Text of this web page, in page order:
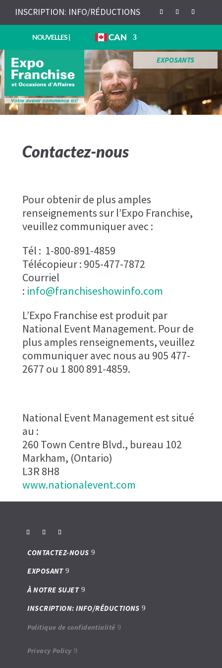
INSCRIPTION: INFO/RÉDUCTIONS
NOUVELLES| CAN
EXPOSANTS
Contactez-nous
Pour obtenir de plus amples
renseignements sur l’Expo Franchise,
veuillez communiquer avec :
Tél : 1-800-891-4859
Télécopieur : 905-477-7872
Courriel
: info@franchiseshowinfo.com
L’Expo Franchise est produit par
National Event Management. Pour de
plus amples renseignements, veuillez
communiquer avec nous au 905 477-
2677 ou 1 800 891-4859.
National Event Management est situé
au :
260 Town Centre Blvd., bureau 102
Markham, (Ontario)
L3R 8H8
www.nationalevent.com
CONTACTEZ-NOUS
EXPOSANT
À NOTRE SUJET
INSCRIPTION: INFO/RÉDUCTIONS
Politique de confidentialité
Privacy Policy